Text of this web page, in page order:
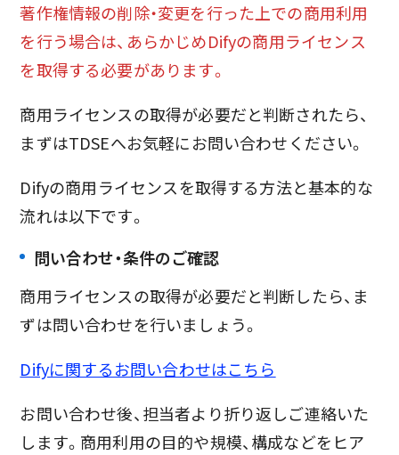
著作権情報の削除・変更を行った上での商用利用
を行う場合は、あらかじめDifyの商用ライセンス
を取得する必要があります。
商用ライセンスの取得が必要だと判断されたら、
まずはTDSEへお気軽にお問い合わせください。
Difyの商用ライセンスを取得する方法と基本的な
流れは以下です。
問い合わせ・条件のご確認
商用ライセンスの取得が必要だと判断したら、ま
ずは問い合わせを行いましょう。
Difyに関するお問い合わせはこちら
お問い合わせ後、担当者より折り返しご連絡いた
します。商用利用の目的や規模、構成などをヒア